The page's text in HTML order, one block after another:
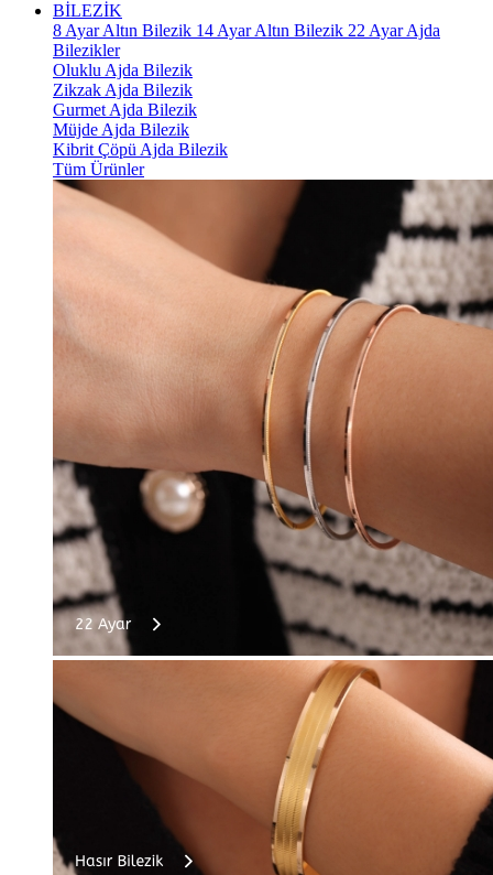
BİLEZİK
8 Ayar Altın Bilezik 14 Ayar Altın Bilezik 22 Ayar Ajda
Bilezikler
Oluklu Ajda Bilezik
Zikzak Ajda Bilezik
Gurmet Ajda Bilezik
Müjde Ajda Bilezik
Kibrit Çöpü Ajda Bilezik
Tüm Ürünler